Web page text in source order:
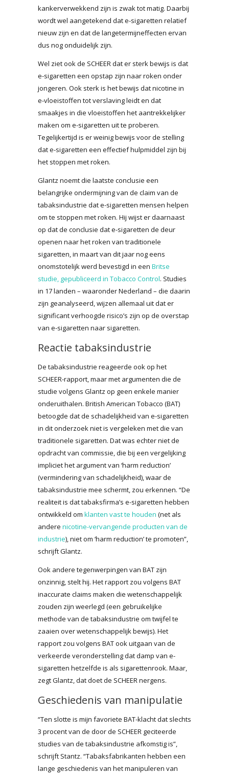
kankerverwekkend zijn is zwak tot matig. Daarbij
wordt wel aangetekend dat e-sigaretten relatief
nieuw zijn en dat de langetermijneffecten ervan
dus nog onduidelijk zijn.
Wel ziet ook de SCHEER dat er sterk bewijs is dat
e-sigaretten een opstap zijn naar roken onder
jongeren. Ook sterk is het bewijs dat nicotine in
e-vloeistoffen tot verslaving leidt en dat
smaakjes in die vloeistoffen het aantrekkelijker
maken om e-sigaretten uit te proberen.
Tegelijkertijd is er weinig bewijs voor de stelling
dat e-sigaretten een effectief hulpmiddel zijn bij
het stoppen met roken.
Glantz noemt die laatste conclusie een
belangrijke ondermijning van de claim van de
tabaksindustrie dat e-sigaretten mensen helpen
om te stoppen met roken. Hij wijst er daarnaast
op dat de conclusie dat e-sigaretten de deur
openen naar het roken van traditionele
sigaretten, in maart van dit jaar nog eens
onomstotelijk werd bevestigd in een Britse
studie, gepubliceerd in Tobacco Control. Studies
in 17 landen – waaronder Nederland – die daarin
zijn geanalyseerd, wijzen allemaal uit dat er
significant verhoogde risico’s zijn op de overstap
van e-sigaretten naar sigaretten.
Reactie tabaksindustrie
De tabaksindustrie reageerde ook op het
SCHEER-rapport, maar met argumenten die de
studie volgens Glantz op geen enkele manier
onderuithalen. British American Tobacco (BAT)
betoogde dat de schadelijkheid van e-sigaretten
in dit onderzoek niet is vergeleken met die van
traditionele sigaretten. Dat was echter niet de
opdracht van commissie, die bij een vergelijking
impliciet het argument van ‘harm reduction’
(vermindering van schadelijkheid), waar de
tabaksindustrie mee schermt, zou erkennen. “De
realiteit is dat tabaksfirma’s e-sigaretten hebben
ontwikkeld om klanten vast te houden (net als
andere nicotine-vervangende producten van de
industrie), niet om ‘harm reduction’ te promoten”,
schrijft Glantz.
Ook andere tegenwerpingen van BAT zijn
onzinnig, stelt hij. Het rapport zou volgens BAT
inaccurate claims maken die wetenschappelijk
zouden zijn weerlegd (een gebruikelijke
methode van de tabaksindustrie om twijfel te
zaaien over wetenschappelijk bewijs). Het
rapport zou volgens BAT ook uitgaan van de
verkeerde veronderstelling dat damp van e-
sigaretten hetzelfde is als sigarettenrook. Maar,
zegt Glantz, dat doet de SCHEER nergens.
Geschiedenis van manipulatie
“Ten slotte is mijn favoriete BAT-klacht dat slechts
3 procent van de door de SCHEER geciteerde
studies van de tabaksindustrie afkomstig is”,
schrijft Stantz. “Tabaksfabrikanten hebben een
lange geschiedenis van het manipuleren van